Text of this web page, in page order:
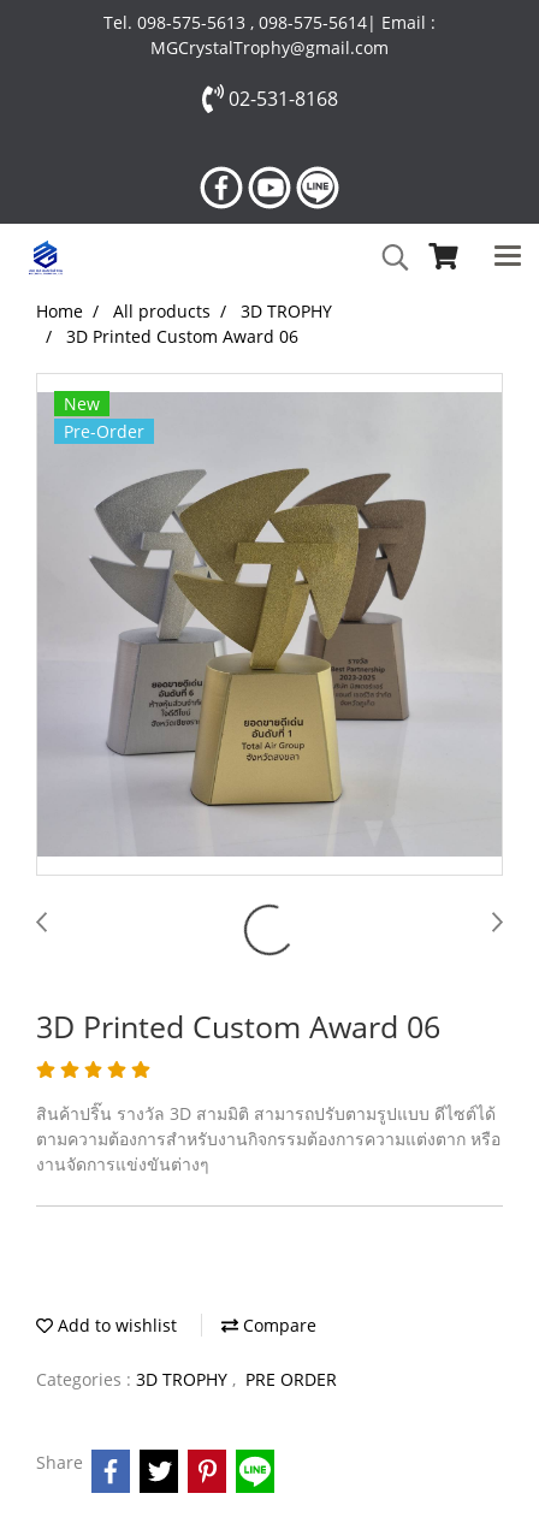
Tel. 098-575-5613 , 098-575-5614| Email :
MGCrystalTrophy@gmail.com
02-531-8168
Home All products
3D TROPHY
3D Printed Custom Award 06
New
Pre-Order
3D Printed Custom Award 06
สินค้าปริ๊น รางวัล 3D สามมิติ สามารถปรับตามรูปแบบ ดีไซต์ได้
ตามความต้องการสำหรับงานกิจกรรมต้องการความแต่งตาก หรือ
งานจัดการแข่งขันต่างๆ
Add to wishlist Compare
Categories : 3D TROPHY , PRE ORDER
Share